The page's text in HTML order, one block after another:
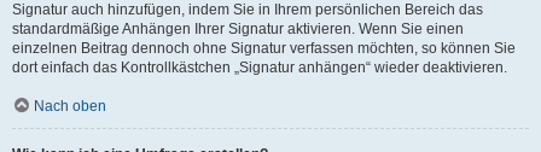
Signatur auch hinzufügen, indem Sie in Ihrem persönlichen Bereich das
standardmäßige Anhängen Ihrer Signatur aktivieren. Wenn Sie einen
einzelnen Beitrag dennoch ohne Signatur verfassen möchten, so können Sie
dort einfach das Kontrollkästchen „Signatur anhängen“ wieder deaktivieren.
Nach oben